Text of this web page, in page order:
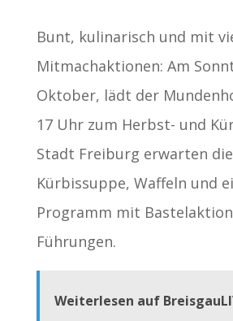
Bunt, kulinarisch und mit
Mitmachaktionen: Am
Oktober, lädt der
17 Uhr zum Herbst- und
Stadt Freiburg erwarten
Kürbissuppe, Waffeln und
Programm mit
Führungen.
Weiterlesen auf